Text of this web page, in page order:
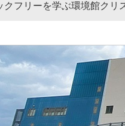
クフリーを学ぶ環境館クリ